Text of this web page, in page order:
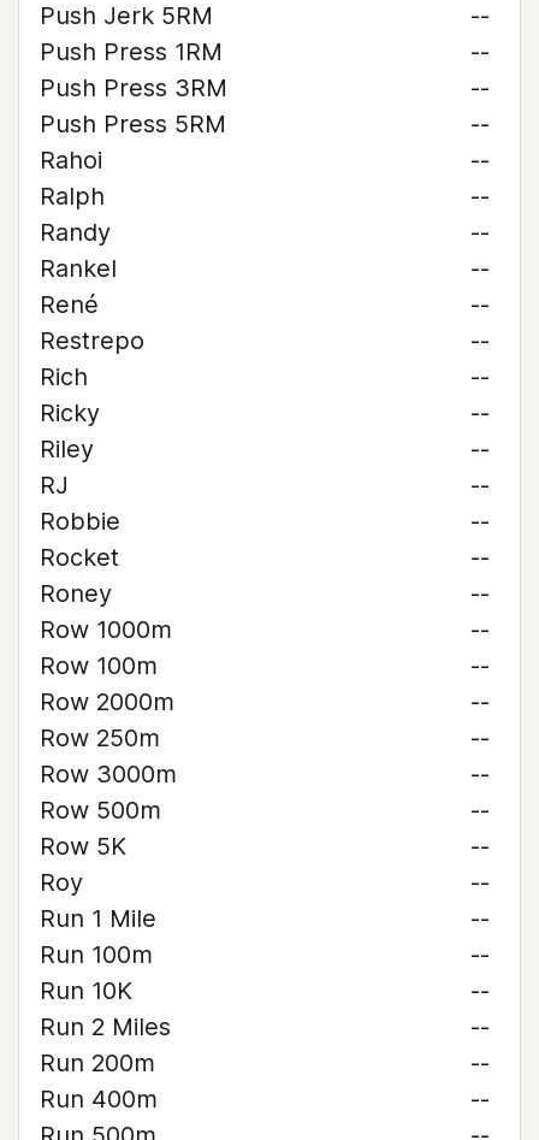
Push Jerk 5RM
--
Push Press 1RM
--
Push Press 3RM
--
Push Press 5RM
--
Rahoi
--
Ralph
--
Randy
--
Rankel
--
René
--
Restrepo
--
Rich
--
Ricky
--
Riley
--
RJ
--
Robbie
--
Rocket
--
Roney
--
Row 1000m
--
Row 100m
--
Row 2000m
--
Row 250m
--
Row 3000m
--
Row 500m
--
Row 5K
--
Roy
--
Run 1 Mile
--
Run 100m
--
Run 10K
--
Run 2 Miles
--
Run 200m
--
Run 400m
--